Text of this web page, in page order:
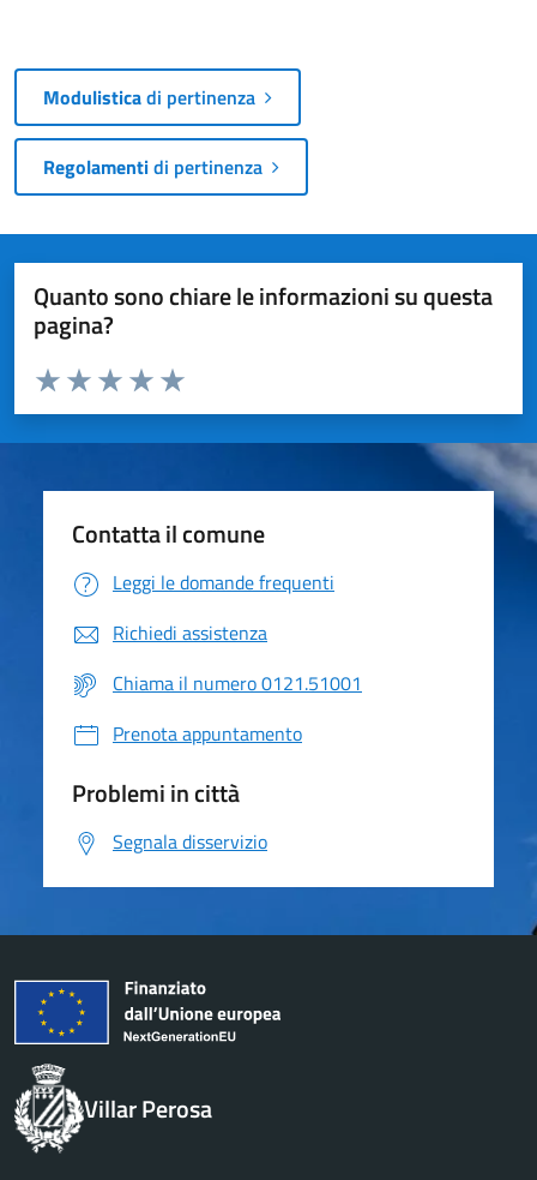
Modulisticadi pertinenza
Regolamentidi pertinenza
Quanto sono chiare le informazioni su questa
pagina?
Valuta da 1 a 5 stelle la pagina
Valuta 5 stelle su 5
Valuta 4 stelle su 5
Valuta 3 stelle su 5
Valuta 2 stelle su 5
Valuta 1 stelle su 5
Contatta il comune
Leggi le domande frequenti
Richiedi assistenza
Chiama il numero 0121.51001
Prenota appuntamento
Problemi in città
Segnala disservizio
Villar Perosa